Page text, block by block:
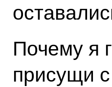
Почему я
присущи